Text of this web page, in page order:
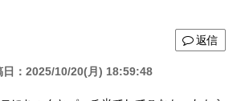
返信
日：2025/10/20(月) 18:59:48